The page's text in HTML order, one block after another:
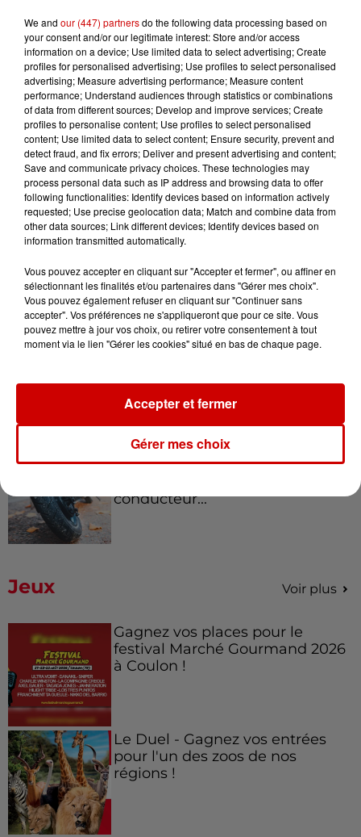
food-truck, crêperie, pizzeria, bars,
le public aura un large choix pour
se restaurer.
Infos
Voir plus
12h41
La comédienne rochefortaise
Dominique Frot est décédée
11h12
L’église de cette commune
d’Indre-et-Loire a été
cambriolée, deux...
10h20
8h49
Rennes : enquête ouverte après
conducteur...
Jeux Voir plus
Gagnez vos places pour le
festival Marché Gourmand 2026
à Coulon !
Le Duel - Gagnez vos entrées
pour l'un des zoos de nos
régions !
We and our (447) partnersdo the following data processing based on
your consent and/or our legitimate interest: Store and/or access
information on a device; Use limited data to select advertising; Create
profiles for personalised advertising; Use profiles to select personalised
advertising; Measure advertising performance; Measure content
performance; Understand audiences through statistics or combinations
of data from different sources; Develop and improve services; Create
profiles to personalise content; Use profiles to select personalised
content; Use limited data to select content; Ensure security, prevent and
detect fraud, and fix errors; Deliver and present advertising and content;
Save and communicate privacy choices. These technologies may
process personal data such as IP address and browsing data to offer
following functionalities: Identify devices based on information actively
requested; Use precise geolocation data; Match and combine data from
other data sources; Link different devices; Identify devices based on
information transmitted automatically.
Vous pouvez accepter en cliquant sur "Accepter et fermer", ou affiner en
sélectionnant les finalités et/ou partenaires dans "Gérer mes choix".
Vous pouvez également refuser en cliquant sur "Continuer sans
accepter". Vos préférences ne s'appliqueront que pour ce site. Vous
pouvez mettre à jour vos choix, ou retirer votre consentement à tout
moment via le lien "Gérer les cookies" situé en bas de chaque page.
Gérer mes choix
Accepter et fermer